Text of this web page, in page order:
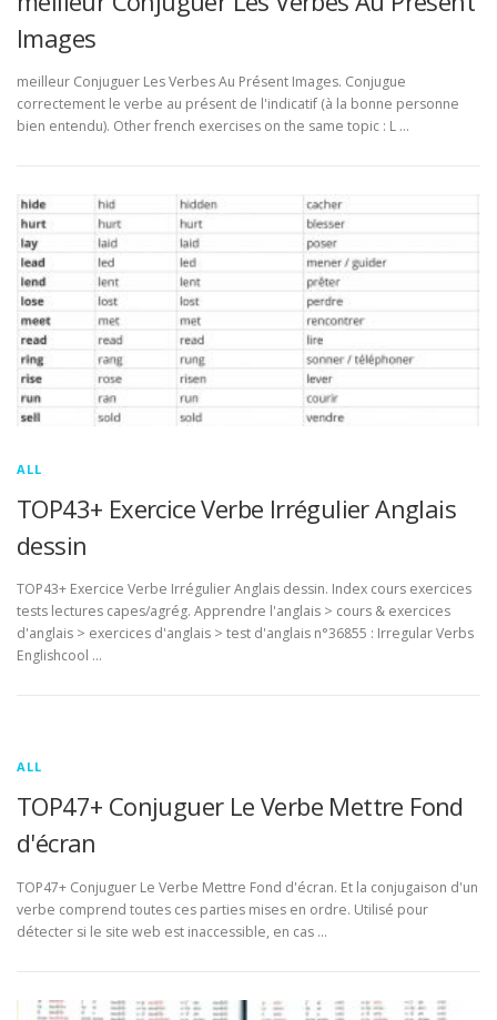
Images
meilleur Conjuguer Les Verbes Au Présent Images. Conjugue
correctement le verbe au présent de l'indicatif (à la bonne personne
bien entendu). Other french exercises on the same topic : L …
ALL
TOP43+ Exercice Verbe Irrégulier Anglais
dessin
TOP43+ Exercice Verbe Irrégulier Anglais dessin. Index cours exercices
tests lectures capes/agrég. Apprendre l'anglais > cours & exercices
d'anglais > exercices d'anglais > test d'anglais n°36855 : Irregular Verbs
Englishcool …
ALL
TOP47+ Conjuguer Le Verbe Mettre Fond
d'écran
TOP47+ Conjuguer Le Verbe Mettre Fond d'écran. Et la conjugaison d'un
verbe comprend toutes ces parties mises en ordre. Utilisé pour
détecter si le site web est inaccessible, en cas …